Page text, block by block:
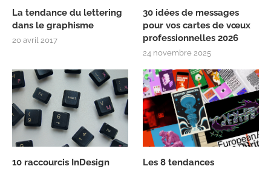
La tendance du lettering
dans le graphisme
20 avril 2017
30 idées de messages
pour vos cartes de vœux
professionnelles 2026
24 novembre 2025
10 raccourcis InDesign
Les 8 tendances